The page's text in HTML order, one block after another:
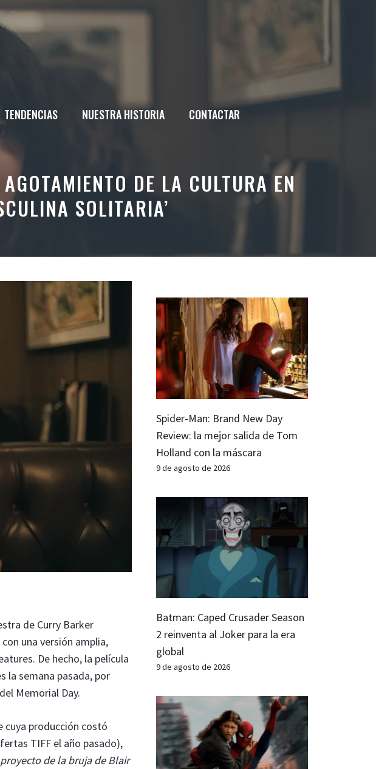
TENDENCIAS NUESTRA HISTORIA CONTACTAR
DE LA CULTURA EN
SOLITARIA’
de Curry Barker
una versión amplia,
De hecho, la película
la semana pasada, por
Memorial Day.
cuya producción costó
TIFF el año pasado),
de la bruja de Blair
Spider-Man: Brand New Day
Review: la mejor salida de Tom
Holland con la máscara
9 de agosto de 2026
Batman: Caped Crusader Season
2 reinventa al Joker para la era
global
9 de agosto de 2026